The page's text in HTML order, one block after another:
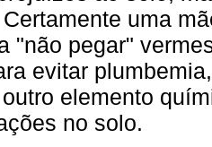
uma
"não pegar"
evitar
elemento
no solo.